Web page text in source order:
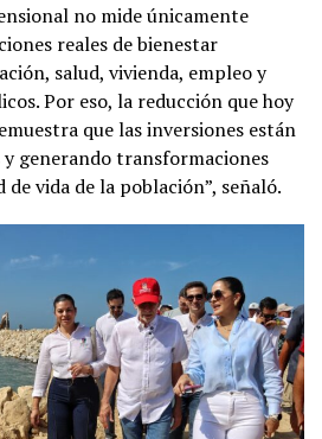
no mide únicamente
reales de bienestar
salud, vivienda, empleo y
Por eso, la reducción que hoy
que las inversiones están
generando transformaciones
vida de la población”, señaló.